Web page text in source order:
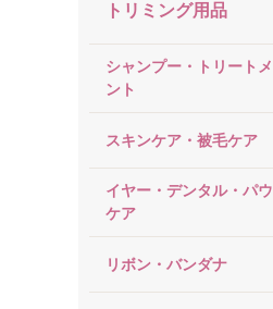
トリミング用品
シャンプー・トリートメ
ント
スキンケア・被毛ケア
イヤー・デンタル・パウ
ケア
リボン・バンダナ